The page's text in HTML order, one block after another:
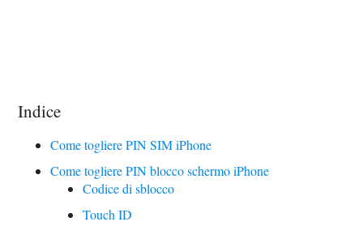
Indice
Come togliere PIN SIM iPhone
Come togliere PIN blocco schermo iPhone
Codice di sblocco
Touch ID